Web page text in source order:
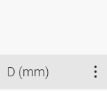
D (mm)